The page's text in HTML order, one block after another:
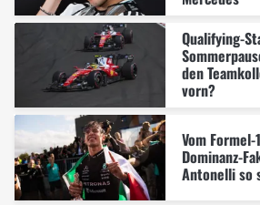
Qualifying-
den
vorn?
Vom
Dominanz-
Antonelli so